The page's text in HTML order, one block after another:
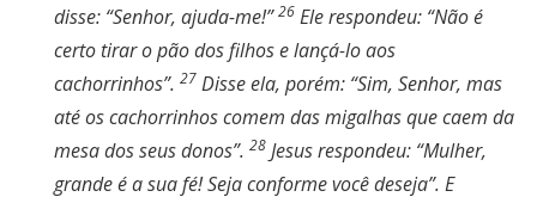
disse: “Senhor, ajuda-me!”26 Ele respondeu: “Não é
certo tirar o pão dos filhos e lançá-lo aos
cachorrinhos”. 27 Disse ela, porém: “Sim, Senhor, mas
até os cachorrinhos comem das migalhas que caem da
mesa dos seus donos”. 28 Jesus respondeu: “Mulher,
grande é a sua fé! Seja conforme você deseja”. E